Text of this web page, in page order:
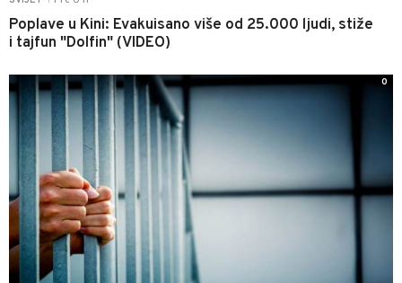
Poplave u Kini: Evakuisano više od 25.000 ljudi, stiže
i tajfun "Dolfin" (VIDEO)
0